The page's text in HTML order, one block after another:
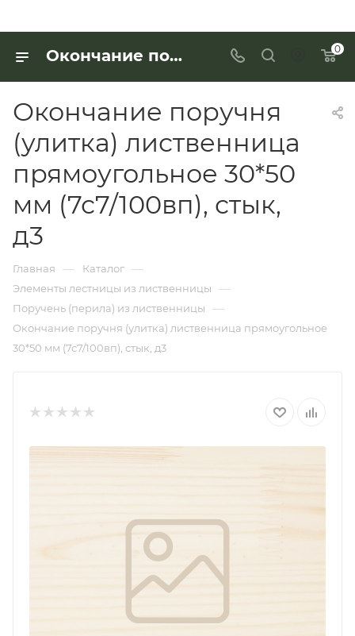
Окончание поручня (улитка) лиственница прямоугольное 30*50 мм (7с7/100вп), стык, д3 для работы с деревянными изделиями — купить в «Интерьер Дом» 0
Окончание поручня
(улитка) лиственница
прямоугольное 30*50
мм (7с7/100вп), стык,
д3
Главная — Каталог —
Элементы лестницы из лиственницы —
Поручень (перила) из лиственницы —
Окончание поручня (улитка) лиственница прямоугольное
30*50 мм (7с7/100вп), стык, д3